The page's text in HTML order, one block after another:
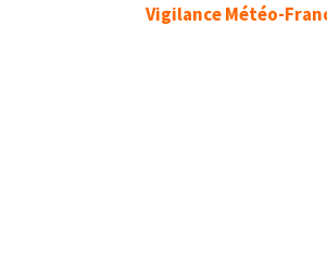
Vigilance Météo-